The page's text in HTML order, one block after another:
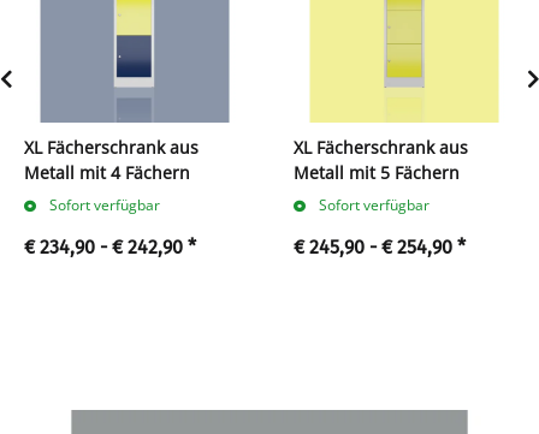
XL Fächerschrank aus
Metall mit 4 Fächern
Sofort verfügbar
€ 234,90 -€ 242,90 *
XL Fächerschrank aus
Metall mit 5 Fächern
Sofort verfügbar
€ 245,90 -€ 254,90 *